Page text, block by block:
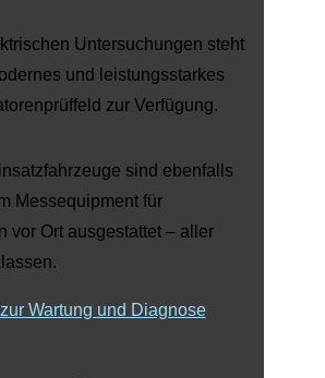
Untersuchungen steht
und leistungsstarkes
zur Verfügung.
sind ebenfalls
Messequipment für
vor Ort ausgestattet – aller
Wartung und Diagnose